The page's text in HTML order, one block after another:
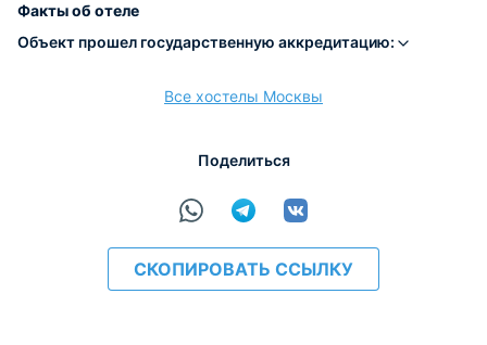
Факты об отеле
Объект прошел государственную аккредитацию:
Все хостелы Москвы
Поделиться
СКОПИРОВАТЬ ССЫЛКУ